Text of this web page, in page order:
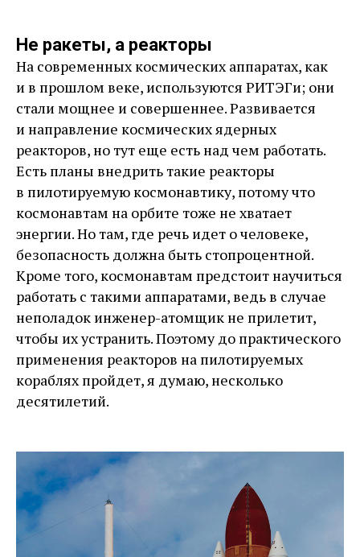
Не ракеты, а реакторы
На современных космических аппаратах, как
и в прошлом веке, используются РИТЭГи; они
стали мощнее и совершеннее. Развивается
и направление космических ядерных
реакторов, но тут еще есть над чем работать.
Есть планы внедрить такие реакторы
в пилотируемую космонавтику, потому что
космонавтам на орбите тоже не хватает
энергии. Но там, где речь идет о человеке,
безопасность должна быть стопроцентной.
Кроме того, космонавтам предстоит научиться
работать с такими аппаратами, ведь в случае
неполадок инженер-­атомщик не прилетит,
чтобы их устранить. Поэтому до практического
применения реакторов на пилотируемых
кораблях пройдет, я думаю, несколько
десятилетий.